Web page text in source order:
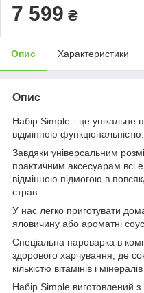
7 599 ₴
Опис Характеристики
Опис
Набір Simple - це унікальне
відмінною функціональністю.
Завдяки універсальним
практичним аксесуарам всі
відмінною підмогою в
страв.
У нас легко приготувати
яловичину або ароматні
Спеціальна пароварка в
здорового харчування, де
кількістю вітамінів і
Набір Simple виготовлений